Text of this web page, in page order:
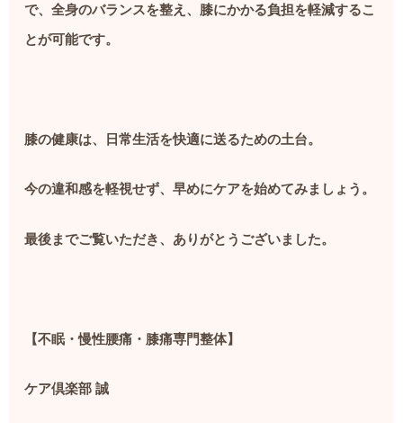
で、全身のバランスを整え、膝にかかる負担を軽減するこ
とが可能です。
膝の健康は、日常生活を快適に送るための土台。
今の違和感を軽視せず、早めにケアを始めてみましょう。
最後までご覧いただき、ありがとうございました。
【不眠・慢性腰痛・膝痛専門整体】
ケア倶楽部 誠